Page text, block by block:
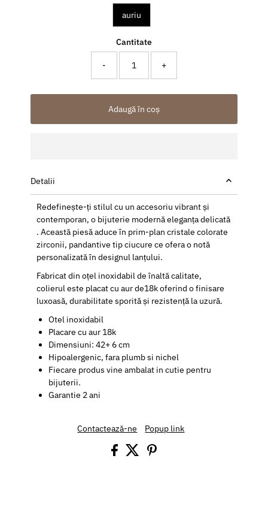
auriu
Cantitate
- +
Adaugă în coș
Detalii
Redefinește-ți stilul cu un accesoriu vibrant și
contemporan, o bijuterie modernă eleganța delicată
. Această piesă aduce în prim-plan cristale colorate
zirconii, pandantive tip ciucure ce ofera o notă
personalizată în designul lanțului.
Fabricat din oțel inoxidabil de înaltă calitate,
colierul este placat cu aur de18k oferind o finisare
luxoasă, durabilitate sporită și rezistență la uzură.
Otel inoxidabil
Placare cu aur 18k
Dimensiuni: 42+ 6 cm
Hipoalergenic, fara plumb si nichel
Fiecare produs vine ambalat in cutie pentru
bijuterii.
Garantie 2 ani
Contactează-ne Popup link